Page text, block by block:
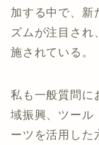
加する中で、新
ズムが注目され
施されている。
私も一般質問に
域振興、ツール
ーツを活用した